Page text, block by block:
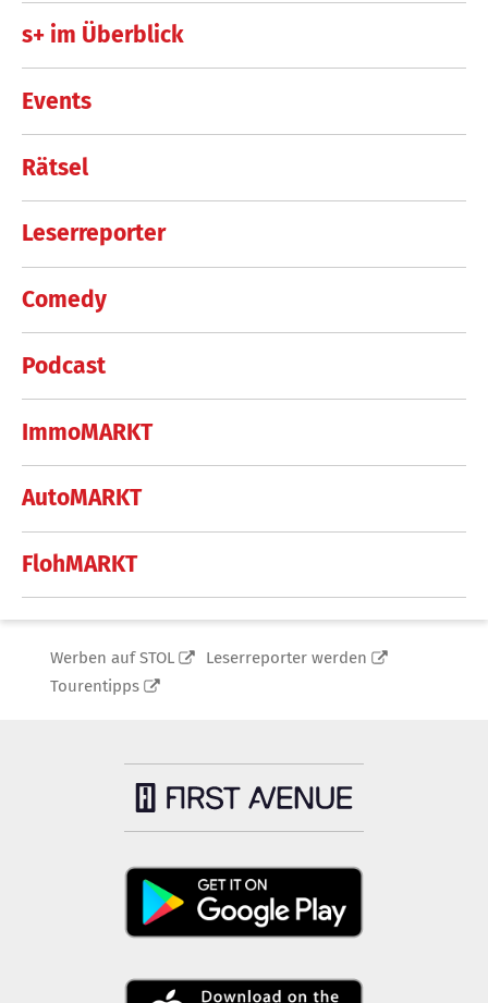
s+ im Überblick
Events
Rätsel
Leserreporter
Comedy
Podcast
ImmoMARKT
AutoMARKT
FlohMARKT
Werben auf STOL
Leserreporter werden
Tourentipps